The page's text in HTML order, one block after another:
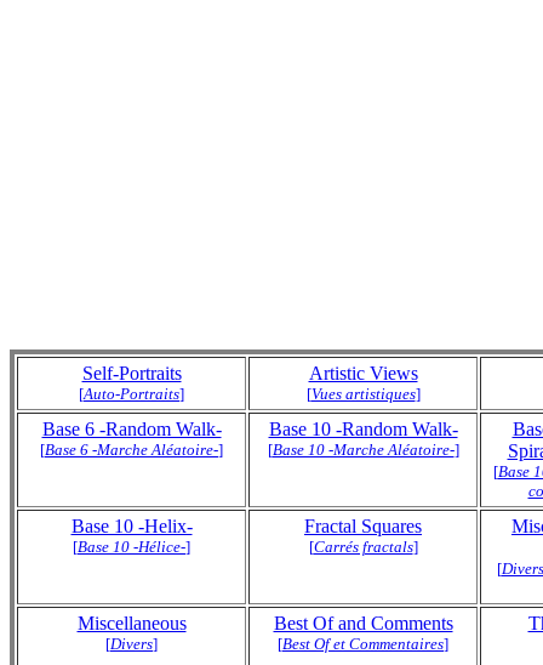
Self-Portraits
[Auto-Portraits]
Artistic Views
[Vues artistiques]
Base 6 -Random Walk-
[Base 6 -Marche Aléatoire-]
Base 10 -Random Walk-
[Base 10 -Marche Aléatoire-]
[Base
Base 10 -Helix-
[Base 10 -Hélice-]
Fractal Squares
[Carrés fractals]
[
Miscellaneous
[Divers]
Best Of and Comments
[Best Of et Commentaires]